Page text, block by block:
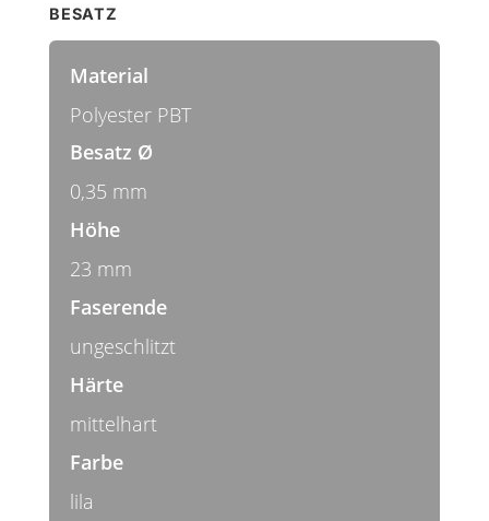
BESATZ
Material
Polyester PBT
Besatz Ø
0,35 mm
Höhe
23 mm
Faserende
ungeschlitzt
Härte
mittelhart
Farbe
lila